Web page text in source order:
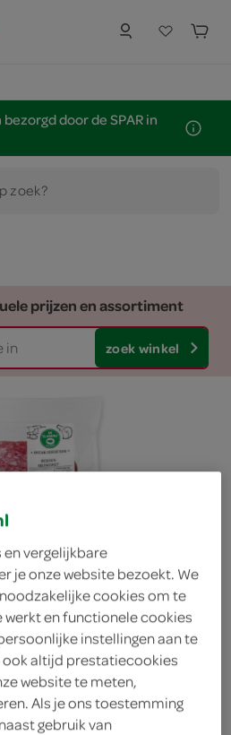
door de SPAR in
zoek?
prijzen en assortiment
zoek winkel
vergelijkbare
je onze website bezoekt. We
cookies om te
werkt en functionele cookies
instellingen aan te
ook altijd prestatiecookies
website te meten,
Als je ons toestemming
gebruik van